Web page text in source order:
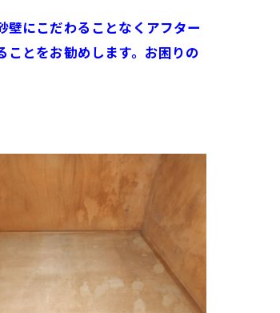
にこだわることなくアフター
とをお勧めします。お困りの